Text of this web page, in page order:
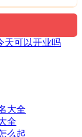
天可以开业吗
全